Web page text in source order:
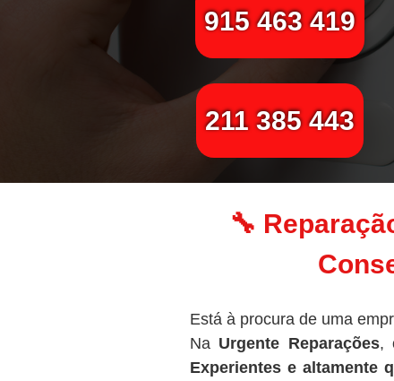
915 463 419
211 385 443
🔧
Está à procura de uma
Na Urgente Reparações,
Experientes e altamente